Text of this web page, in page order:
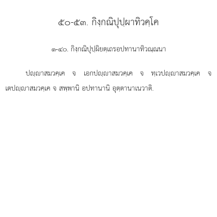
๕๐-๕๓. กิงฺกณิปุปฺผาทิวคฺโค
๑-๔๐. กิงฺกณิปุปฺผิยตฺเถรอปทานาทิวณฺณนา
ปฺาสมวคฺเคจ เอกปฺาสมวคฺเค จ ทฺเวปฺาสมวคฺเค จ
เตปฺาสมวคฺเค จ สพฺพานิ อปทานานิ อุตฺตานาเนวาติ.